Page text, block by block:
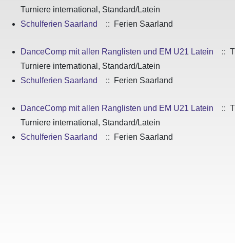
Turniere international, Standard/Latein
Schulferien Saarland
:: Ferien Saarland
DanceComp mit allen Ranglisten und EM U21 Latein
::
Turniere international, Standard/Latein
Schulferien Saarland
:: Ferien Saarland
DanceComp mit allen Ranglisten und EM U21 Latein
::
Turniere international, Standard/Latein
Schulferien Saarland
:: Ferien Saarland